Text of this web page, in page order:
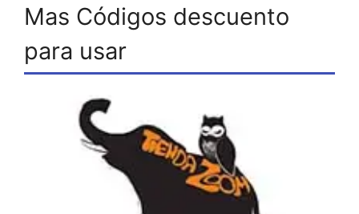
Mas Códigos descuento
para usar